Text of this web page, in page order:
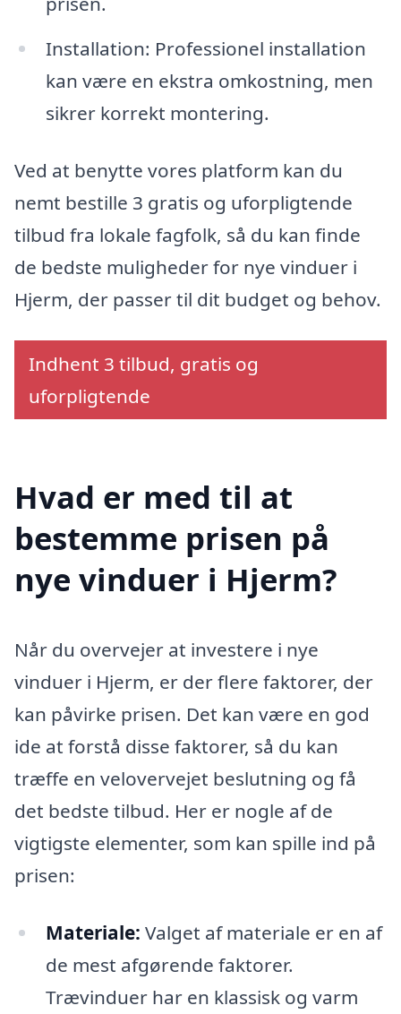
Installation: Professionel installation
kan være en ekstra omkostning, men
sikrer korrekt montering.
Ved at benytte vores platform kan du
nemt bestille 3 gratis og uforpligtende
tilbud fra lokale fagfolk, så du kan finde
de bedste muligheder for nye vinduer i
Hjerm, der passer til dit budget og behov.
Indhent 3 tilbud, gratis og
uforpligtende
Hvad er med til at
bestemme prisen på
nye vinduer i Hjerm?
Når du overvejer at investere i nye
vinduer i Hjerm, er der flere faktorer, der
kan påvirke prisen. Det kan være en god
ide at forstå disse faktorer, så du kan
træffe en velovervejet beslutning og få
det bedste tilbud. Her er nogle af de
vigtigste elementer, som kan spille ind på
prisen:
Materiale: Valget af materiale er en af
de mest afgørende faktorer.
Trævinduer har en klassisk og varm